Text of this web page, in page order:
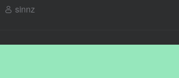
sinnz